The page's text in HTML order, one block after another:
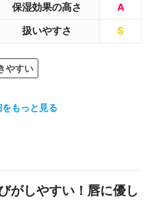
保湿効果の高さ A
扱いやすさ S
やすい
もっと見る
がしやすい！唇に優し